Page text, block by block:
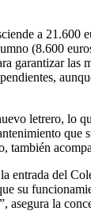
a
(8.600
garantizar
letrero, lo
del
su
asegura la